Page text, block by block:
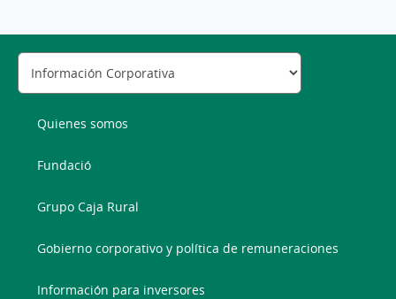
Quienes somos
Fundació
Grupo Caja Rural
Gobierno corporativo y política de remuneraciones
Información para inversores